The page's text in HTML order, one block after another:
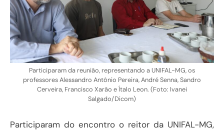
Participaram da reunião, representando a UNIFAL-MG, os
professores Alessandro Antônio Pereira, André Senna, Sandro
Cerveira, Francisco Xarão e Ítalo Leon. (Foto: Ivanei
Salgado/Dicom)
Participaram do encontro o reitor da UNIFAL-MG,